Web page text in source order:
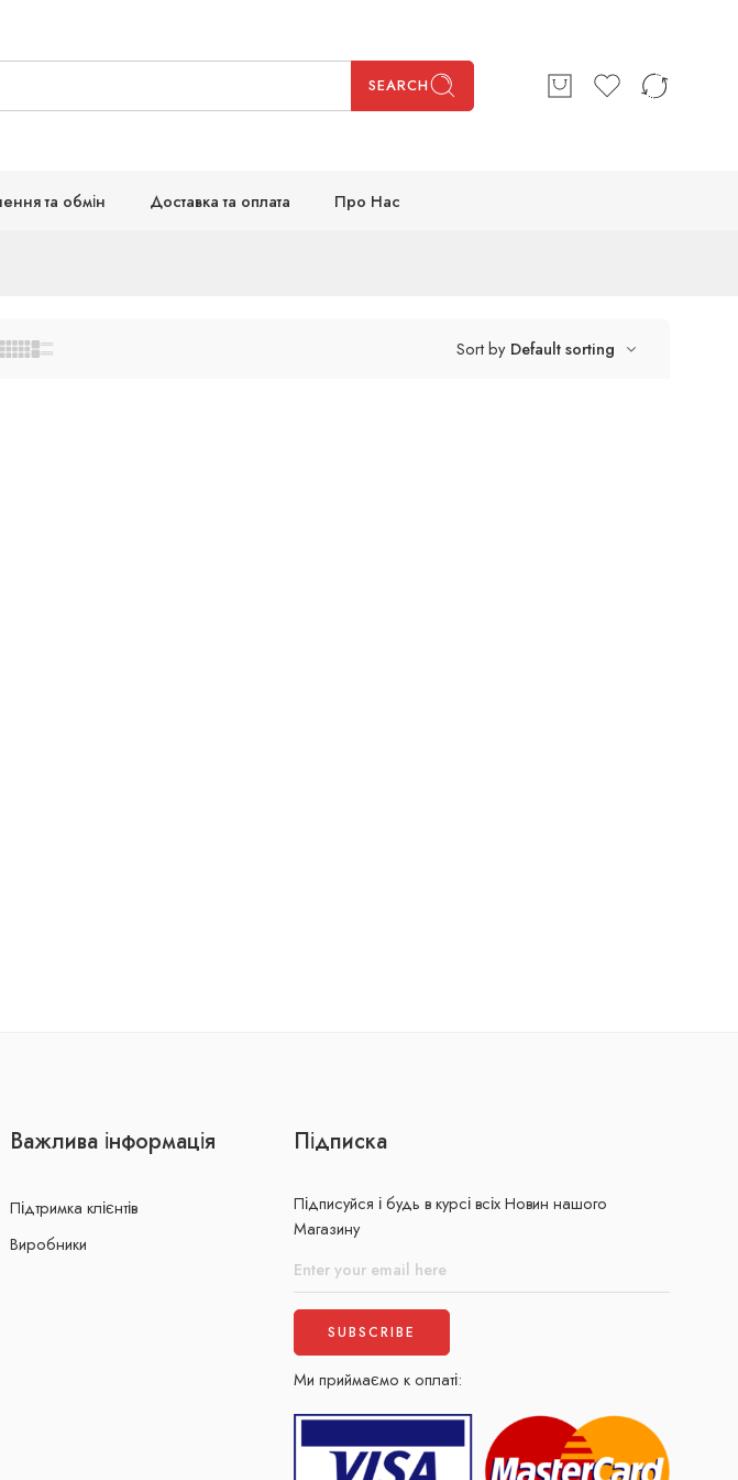
SEARCH
та обмін Доставка та оплата Про Нас
Sort by Default sorting
Важлива інформація
Підтримка клієнтів
Виробники
Підписка
Підписуйся і будь в курсі всіх Новин нашого
Магазину
Ми приймаємо к оплаті: